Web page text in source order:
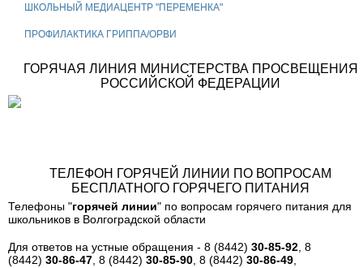
ШКОЛЬНЫЙ МЕДИАЦЕНТР "ПЕРЕМЕНКА"
ПРОФИЛАКТИКА ГРИППА/ОРВИ
ГОРЯЧАЯ ЛИНИЯ МИНИСТЕРСТВА ПРОСВЕЩЕНИЯ
РОССИЙСКОЙ ФЕДЕРАЦИИ
ТЕЛЕФОН ГОРЯЧЕЙ ЛИНИИ ПО ВОПРОСАМ
БЕСПЛАТНОГО ГОРЯЧЕГО ПИТАНИЯ
Телефоны "горячей линии" по вопросам горячего питания для
школьников в Волгоградской области
Для ответов на устные обращения - 8 (8442) 30-85-92, 8
(8442) 30-86-47, 8 (8442) 30-85-90, 8 (8442) 30-86-49,